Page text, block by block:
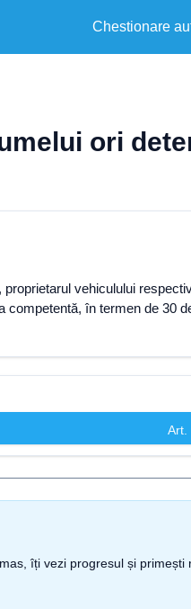
Chestionare
ori
vehiculului
în termen de 30
Art.
îți vezi progresul și primești